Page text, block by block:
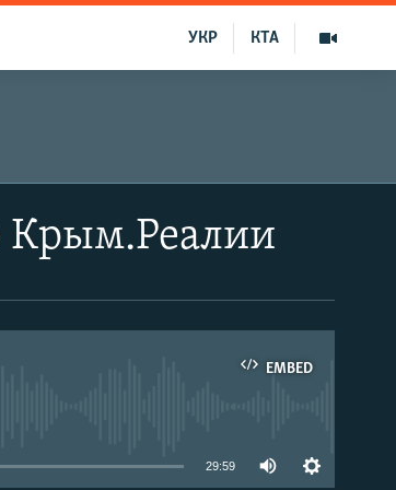
КТА
УКР
Крым.Реалии
EMBED
29:59